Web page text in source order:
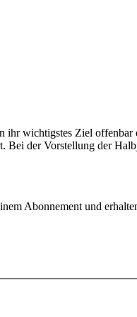
wichtigstes Ziel
Bei der Vorstellung der
Abonnement und